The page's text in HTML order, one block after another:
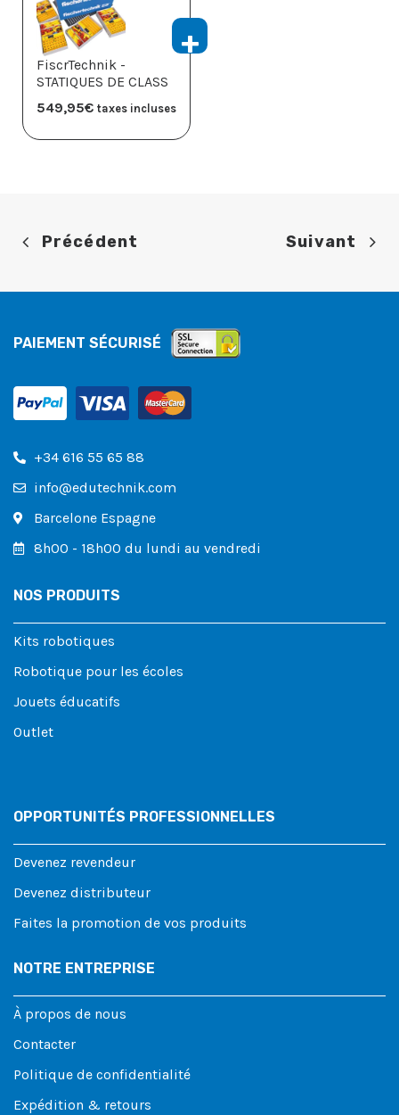
FiscrTechnik -
STATIQUES DE CLASS
549,95€ taxes incluses
Précédent Suivant
PAIEMENT SÉCURISÉ
+34 616 55 65 88
info@edutechnik.com
Barcelone Espagne
8h00 - 18h00 du lundi au vendredi
NOS PRODUITS
Kits robotiques
Robotique pour les écoles
Jouets éducatifs
Outlet
OPPORTUNITÉS PROFESSIONNELLES
Devenez revendeur
Devenez distributeur
Faites la promotion de vos produits
NOTRE ENTREPRISE
À propos de nous
Contacter
Politique de confidentialité
Expédition & retours